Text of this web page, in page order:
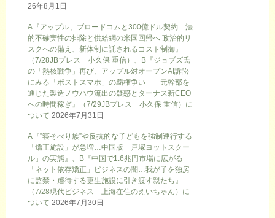
26年8月1日
A『アップル、ブロードコムと300億ドル契約 法
的不確実性の排除と供給網の米国回帰へ 政治的リ
スクへの備え、新体制に託されるコスト制御』
（7/28JBプレス 小久保 重信）、B『ジョブズ氏
の「熱核戦争」再び、アップル対オープンAI訴訟
にみる「ポストスマホ」の覇権争い 元幹部を
通じた製造ノウハウ流出の疑惑とターナス新CEO
への時間稼ぎ』（7/29JBプレス 小久保 重信）に
ついて 2026年7月31日
A『”寝そべり族”や反抗的な子どもを強制連行する
「矯正施設」が急増…中国版「戸塚ヨットスクー
ル」の実態』、B『中国で1.6兆円市場に広がる
「ネット依存矯正」ビジネスの闇…我が子を独房
に監禁・虐待する更生施設に引き渡す親たち』
（7/28現代ビジネス 上海在住のえいちゃん）に
ついて 2026年7月30日